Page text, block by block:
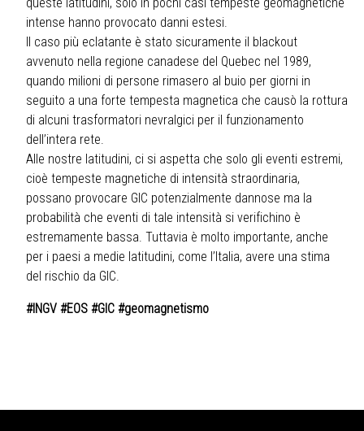
intense hanno provocato danni estesi.
Il caso più eclatante è stato sicuramente il blackout
avvenuto nella regione canadese del Quebec nel 1989,
quando milioni di persone rimasero al buio per giorni in
seguito a una forte tempesta magnetica che causò la rottura
di alcuni trasformatori nevralgici per il funzionamento
dell’intera rete.
Alle nostre latitudini, ci si aspetta che solo gli eventi estremi,
cioè tempeste magnetiche di intensità straordinaria,
possano provocare GIC potenzialmente dannose ma la
probabilità che eventi di tale intensità si verifichino è
estremamente bassa. Tuttavia è molto importante, anche
per i paesi a medie latitudini, come l’Italia, avere una stima
del rischio da GIC.
#INGV #EOS #GIC #geomagnetismo